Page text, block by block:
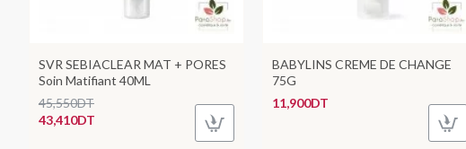
SVR SEBIACLEAR MAT + PORES
Soin Matifiant 40ML
43,410DT
45,550DT
BABYLINS CREME DE CHANGE
75G
11,900DT